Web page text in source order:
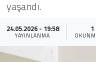
yaşandı.
24.05.2026 - 19:58
YAYINLANMA
Yaşam